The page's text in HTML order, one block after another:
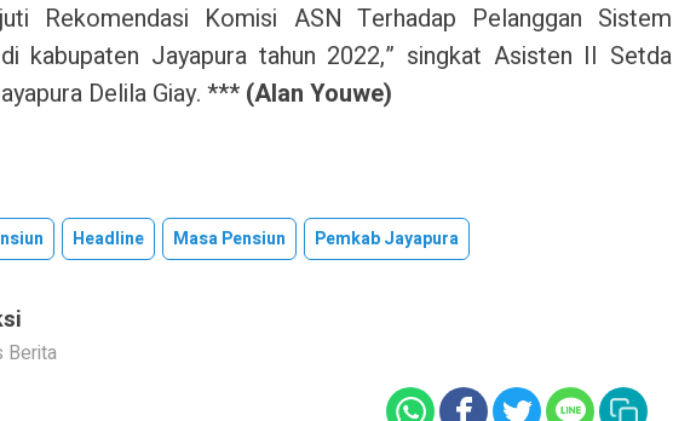
Rekomendasi Komisi ASN Terhadap Pelanggan Sistem
kabupaten Jayapura tahun 2022,” singkat Asisten II Setda
Delila Giay. *** (Alan Youwe)
Headline Masa Pensiun Pemkab Jayapura
Berita